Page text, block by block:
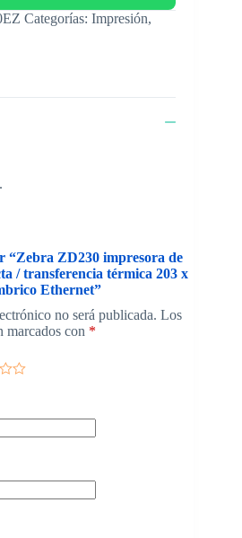
Categorías: Impresión,
“Zebra ZD230 impresora de
/ transferencia térmica 203 x
Ethernet”
no será publicada. Los
marcados con *